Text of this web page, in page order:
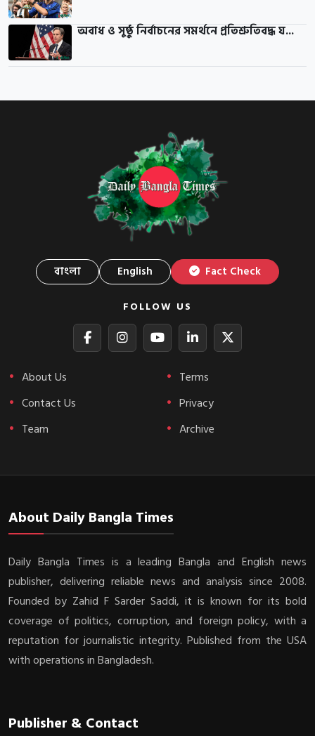
অবাধ ও সুষ্ঠু নির্বাচনের সমর্থনে প্রতিশ্রুতিবদ্ধ য...
বাংলা English Fact Check
FOLLOW US
About Us
Contact Us
Team
Terms
Privacy
Archive
About Daily Bangla Times
Daily Bangla Times is a leading Bangla and English news
publisher, delivering reliable news and analysis since 2008.
Founded by Zahid F Sarder Saddi, it is known for its bold
coverage of politics, corruption, and foreign policy, with a
reputation for journalistic integrity. Published from the USA
with operations in Bangladesh.
Publisher & Contact